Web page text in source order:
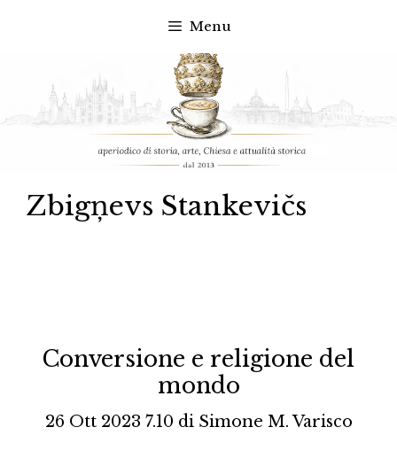
contenuto
Menu
Zbigņevs Stankevičs
Conversione e religione del
mondo
26 Ott 2023 7.10 di Simone M. Varisco